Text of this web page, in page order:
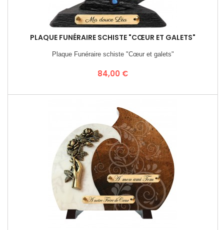
PLAQUE FUNÉRAIRE SCHISTE "CŒUR ET GALETS"
Plaque Funéraire schiste "Cœur et galets"
Prix
84,00 €